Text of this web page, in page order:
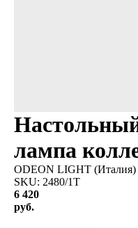
лампа
ODEON LIGHT (Италия)
SKU: 2480/1T
6 420
руб.